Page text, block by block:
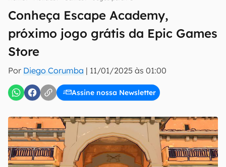
Conheça Escape Academy,
próximo jogo grátis da Epic Games
Store
Por Diego Corumba | 11/01/2025 às 01:00
Assine nossa Newsletter
mão.
E-mail
inscreva-se
Uso e Política de Privacidade do Canaltech.